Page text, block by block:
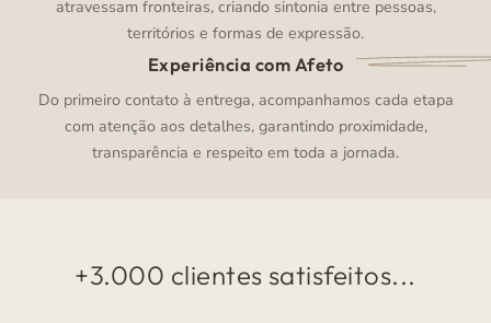
atravessam fronteiras, criando sintonia entre pessoas,
territórios e formas de expressão.
Experiência com Afeto
Do primeiro contato à entrega, acompanhamos cada etapa
com atenção aos detalhes, garantindo proximidade,
transparência e respeito em toda a jornada.
+3.000 clientes satisfeitos...